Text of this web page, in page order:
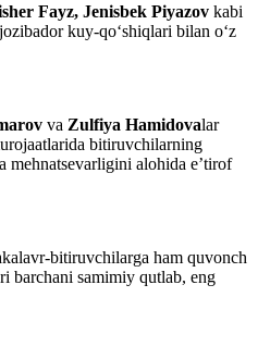
Fayz, Jenisbek Piyazov kabi
kuy-qo‘shiqlari bilan o‘z
va Zulfiya Hamidovalar
bitiruvchilarning
alohida e’tirof
bitiruvchilarga ham quvonch
barchani samimiy qutlab, eng